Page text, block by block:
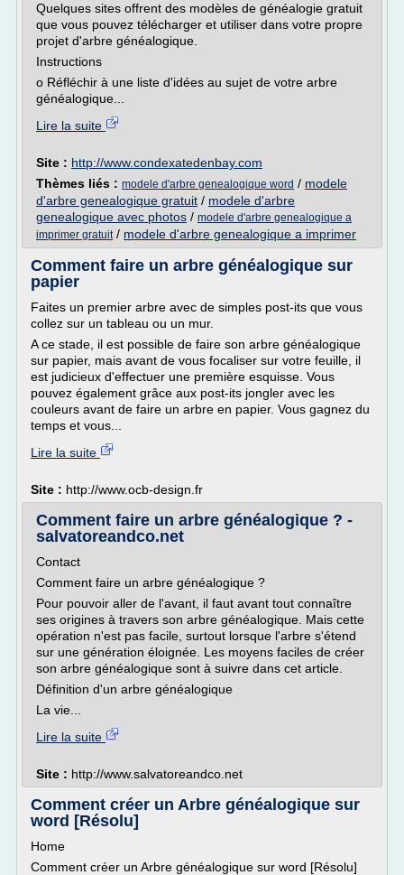
Quelques sites offrent des modèles de généalogie gratuit
que vous pouvez télécharger et utiliser dans votre propre
projet d'arbre généalogique.
Instructions
o Réfléchir à une liste d'idées au sujet de votre arbre
généalogique...
Lire la suite
Site : http://www.condexatedenbay.com
Thèmes liés : modele d'arbre genealogique word / modele
d'arbre genealogique gratuit / modele d'arbre
genealogique avec photos / modele d'arbre genealogique a
imprimer gratuit/ modele d'arbre genealogique a imprimer
Comment faire un arbre généalogique sur
papier
Faites un premier arbre avec de simples post-its que vous
collez sur un tableau ou un mur.
A ce stade, il est possible de faire son arbre généalogique
sur papier, mais avant de vous focaliser sur votre feuille, il
est judicieux d'effectuer une première esquisse. Vous
pouvez également grâce aux post-its jongler avec les
couleurs avant de faire un arbre en papier. Vous gagnez du
temps et vous...
Lire la suite
Site : http://www.ocb-design.fr
Comment faire un arbre généalogique ? -
salvatoreandco.net
Contact
Comment faire un arbre généalogique ?
Pour pouvoir aller de l'avant, il faut avant tout connaître
ses origines à travers son arbre généalogique. Mais cette
opération n'est pas facile, surtout lorsque l'arbre s'étend
sur une génération éloignée. Les moyens faciles de créer
son arbre généalogique sont à suivre dans cet article.
Définition d'un arbre généalogique
La vie...
Lire la suite
Site : http://www.salvatoreandco.net
Comment créer un Arbre généalogique sur
word [Résolu]
Home
Comment créer un Arbre généalogique sur word [Résolu]